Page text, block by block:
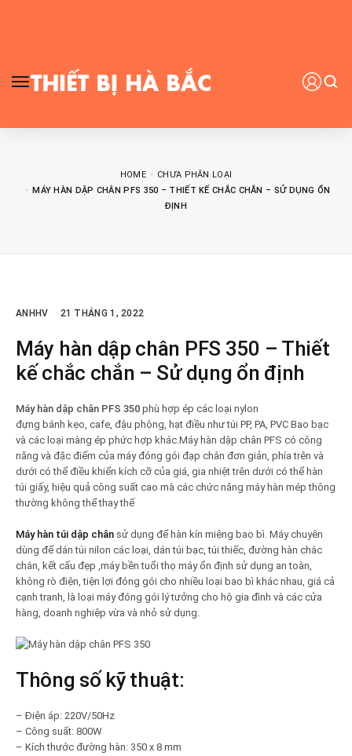
HOME
CHƯA PHÂN LOẠI
MÁY HÀN DẬP CHÂN PFS 350 – THIẾT KẾ CHẮC CHẮN – SỬ DỤNG ỔN
ĐỊNH
ANHHV 21 THÁNG 1, 2022
Máy hàn dập chân PFS 350 – Thiết
kế chắc chắn – Sử dụng ổn định
Máy hàn dập chân PFS 350 phù hợp ép các loại nylon
đựng bánh kẹo, cafe, đậu phộng, hạt điều như túi PP, PA, PVC Bao bạc
và các loại màng ép phức hợp khác.Máy hàn dập chân PFS có công
năng và đặc điểm của máy đóng gói đạp chân đơn giản, phía trên và
dưới có thể điều khiển kích cỡ của giá, gia nhiệt trên dưới có thể hàn
túi giấy, hiệu quả công suất cao mà các chức năng máy hàn mép thông
thường không thể thay thế
Máy hàn túi dập chân sử dụng để hàn kín miệng bao bì. Máy chuyên
dùng để dán túi nilon các loại, dán túi bạc, túi thiếc, đường hàn chắc
chắn, kết cấu đẹp ,máy bền tuổi thọ máy ổn định sử dụng an toàn,
không rò điện, tiện lợi đóng gói cho nhiều loại bao bì khác nhau, giá cả
cạnh tranh, là loại máy đóng gói lý tưởng cho hộ gia đình và các cửa
hàng, doanh nghiệp vừa và nhỏ sử dụng.
Thông số kỹ thuật:
– Điện áp: 220V/50Hz
– Công suất: 800W
– Kích thước đường hàn: 350 x 8 mm